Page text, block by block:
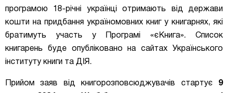
програмою 18-річні українці отримають від держави
кошти на придбання україномовних книгу книгарнях, які
братимуть участь у Програмі «єКнига». Список
книгарень буде опубліковано на сайтах Українського
інституту книги та ДІЯ.
Прийом заяв від книгорозповсюджувачів стартує 9